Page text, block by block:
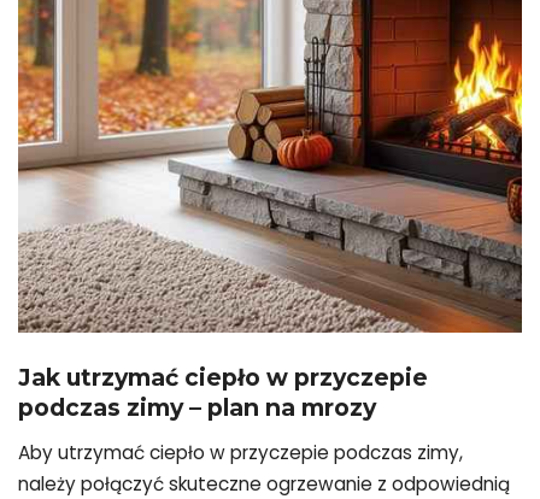
Jak utrzymać ciepło w przyczepie
podczas zimy– plan na mrozy
Aby utrzymać ciepło w przyczepie podczas zimy,
należy połączyć skuteczne ogrzewanie z odpowiednią